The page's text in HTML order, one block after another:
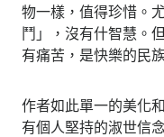
物一樣，值得珍惜。
鬥」，沒有什智慧。
有痛苦，是快樂的民
作者如此單一的美化
有個人堅持的淑世信